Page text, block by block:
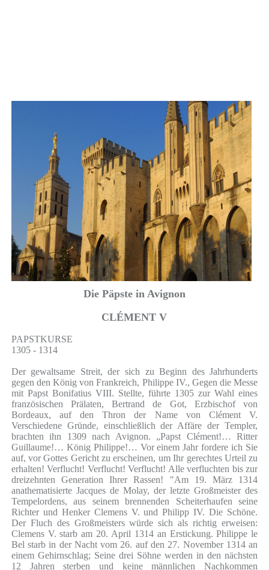
Die Päpste in Avignon
CLÉMENT V
PAPSTKURSE
1305 - 1314
Der gewaltsame Streit, der sich zu Beginn des Jahrhunderts
gegen den König von Frankreich, Philippe IV., Gegen die Messe
mit Papst Bonifatius VIII. Stellte, führte 1305 zur Wahl eines
französischen Prälaten, Bertrand de Got, Erzbischof von
Bordeaux, auf den Thron der Name von Clément V.
Verschiedene Gründe, einschließlich der Affäre der Templer,
brachten ihn 1309 nach Avignon. „Papst Clément!… Ritter
Guillaume!… König Philippe!… Vor einem Jahr fordere ich Sie
auf, vor Gottes Gericht zu erscheinen, um Ihr gerechtes Urteil zu
erhalten! Verflucht! Verflucht! Verflucht! Alle verfluchten bis zur
dreizehnten Generation Ihrer Rassen! "Am 19. März 1314
anathematisierte Jacques de Molay, der letzte Großmeister des
Tempelordens, aus seinem brennenden Scheiterhaufen seine
Richter und Henker Clemens V. und Philipp IV. Die Schöne.
Der Fluch des Großmeisters würde sich als richtig erweisen:
Clemens V. starb am 20. April 1314 an Erstickung. Philippe le
Bel starb in der Nacht vom 26. auf den 27. November 1314 an
einem Gehirnschlag; Seine drei Söhne werden in den nächsten
12 Jahren sterben und keine männlichen Nachkommen